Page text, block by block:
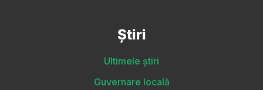
Știri
Ultimele știri
Guvernare locală